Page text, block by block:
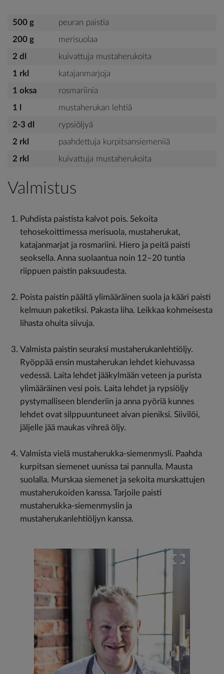
500 g
peuran paistia
200 g
merisuolaa
2 dl
kuivattuja mustaherukoita
1 rkl
katajanmarjoja
1 oksa
rosmariinia
1 l
mustaherukan lehtiä
2-3 dl
rypsiöljyä
2 rkl
paahdettuja kurpitsansiemeniiä
2 rkl
kuivattuja mustaherukoita
Valmistus
Puhdista paistista kalvot pois. Sekoita
tehosekoittimessa merisuola, mustaherukat,
katajanmarjat ja rosmariini. Hiero ja peitä paisti
seoksella. Anna suolaantua noin 12–20 tuntia
riippuen paistin paksuudesta.
Poista paistin päältä ylimääräinen suola ja kääri paisti
kelmuun paketiksi. Pakasta liha. Leikkaa kohmeisesta
lihasta ohuita siivuja.
Valmista paistin seuraksi mustaherukanlehtiöljy.
Ryöppää ensin mustaherukan lehdet kiehuvassa
vedessä. Laita lehdet jääkylmään veteen ja purista
ylimääräinen vesi pois. Laita lehdet ja rypsiöljy
pystymalliseen blenderiin ja anna pyöriä kunnes
lehdet ovat silppuuntuneet aivan pieniksi. Siivilöi,
jäljelle jää maukas vihreä öljy.
Valmista vielä mustaherukka-siemenmysli. Paahda
kurpitsan siemenet uunissa tai pannulla. Mausta
suolalla. Murskaa siemenet ja sekoita murskattujen
mustaherukoiden kanssa. Tarjoile paisti
mustaherukka-siemenmyslin ja
mustaherukanlehtiöljyn kanssa.